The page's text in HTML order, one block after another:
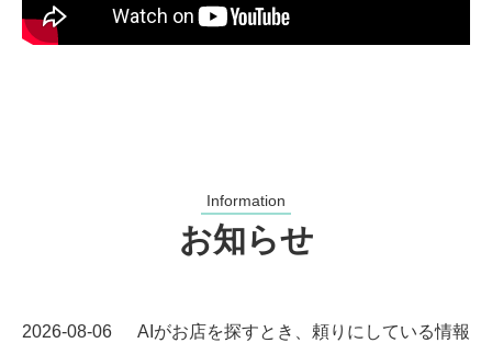
Information
お知らせ
2026-08-06
AIがお店を探すとき、頼りにしている情報